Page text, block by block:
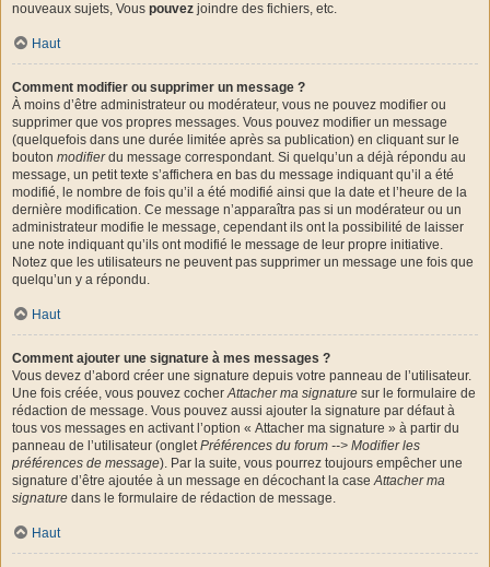
nouveaux sujets, Vous pouvez joindre des fichiers, etc.
Haut
Comment modifier ou supprimer un message ?
À moins d’être administrateur ou modérateur, vous ne pouvez modifier ou
supprimer que vos propres messages. Vous pouvez modifier un message
(quelquefois dans une durée limitée après sa publication) en cliquant sur le
bouton modifierdu message correspondant. Si quelqu’un a déjà répondu au
message, un petit texte s’affichera en bas du message indiquant qu’il a été
modifié, le nombre de fois qu’il a été modifié ainsi que la date et l’heure de la
dernière modification. Ce message n’apparaîtra pas si un modérateur ou un
administrateur modifie le message, cependant ils ont la possibilité de laisser
une note indiquant qu’ils ont modifié le message de leur propre initiative.
Notez que les utilisateurs ne peuvent pas supprimer un message une fois que
quelqu’un y a répondu.
Haut
Comment ajouter une signature à mes messages ?
Vous devez d’abord créer une signature depuis votre panneau de l’utilisateur.
Une fois créée, vous pouvez cocherAttacher ma signature sur le formulaire de
rédaction de message. Vous pouvez aussi ajouter la signature par défaut à
tous vos messages en activant l’option « Attacher ma signature » à partir du
panneau de l’utilisateur (ongletPréférences du forum --> Modifier les
préférences de message). Par la suite, vous pourrez toujours empêcher une
signature d’être ajoutée à un message en décochant la caseAttacher ma
signature dans le formulaire de rédaction de message.
Haut